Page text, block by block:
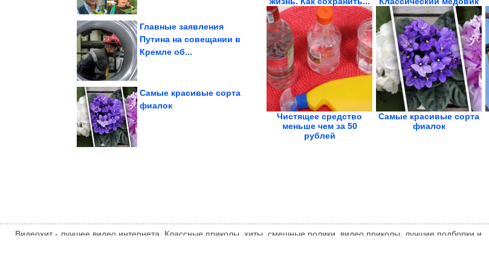
Главные заявления
Путина на совещании в
Кремле об...
19-летняя девушка
полиции в...
Самые красивые сорта
фиалок
Как украсить крыльцо
стал...
Чистящее средство
меньше чем за 50
рублей
Самые красивые сорта
фиалок
Видеохит - лучшее видео интернета. Классные приколы, хиты, смешные ролики, видео приколы, лучшие подборки и